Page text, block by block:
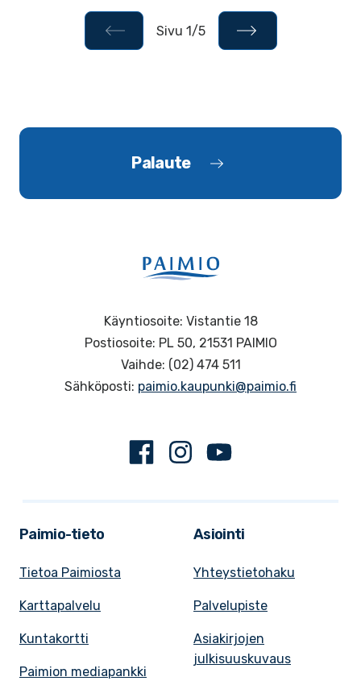
Sivu 1/5
Palaute
Käyntiosoite: Vistantie 18
Postiosoite: PL 50, 21531 PAIMIO
Vaihde: (02) 474 511
Sähköposti: paimio.kaupunki@paimio.fi
FacebookInstagram
Paimio-tieto
Tietoa Paimiosta
Karttapalvelu
Kuntakortti
Paimion mediapankki
Asiointi
Yhteystietohaku
Palvelupiste
Asiakirjojen
julkisuuskuvaus